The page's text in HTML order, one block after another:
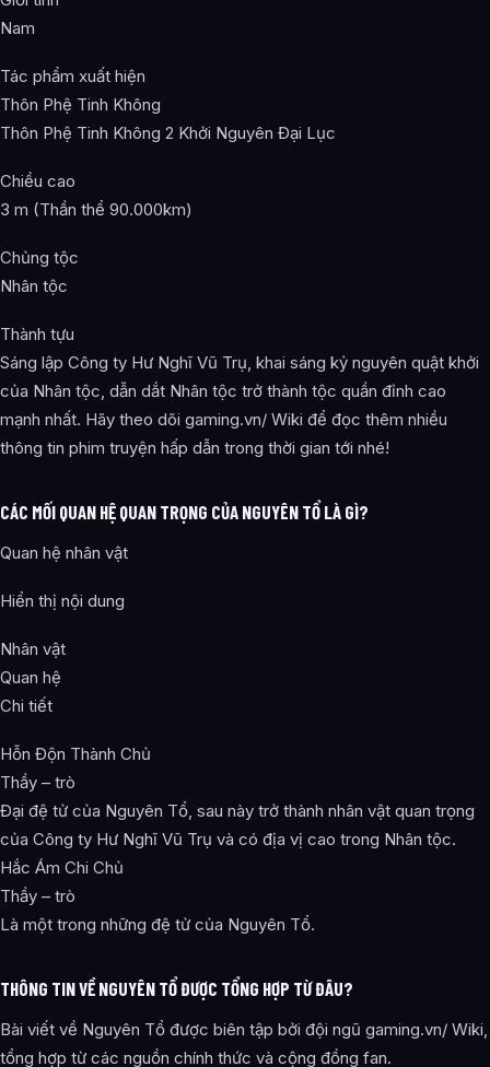
Nam
Tác phẩm xuất hiện
Thôn Phệ Tinh Không
Thôn Phệ Tinh Không 2 Khởi Nguyên Đại Lục
Chiều cao
3 m (Thần thể 90.000km)
Chủng tộc
Nhân tộc
Thành tựu
Sáng lập Công ty Hư Nghĩ Vũ Trụ, khai sáng kỷ nguyên quật khởi
của Nhân tộc, dẫn dắt Nhân tộc trở thành tộc quần đỉnh cao
mạnh nhất. Hãy theo dõi gaming.vn/ Wiki để đọc thêm nhiều
thông tin phim truyện hấp dẫn trong thời gian tới nhé!
CÁC MỐI QUAN HỆ QUAN TRỌNG CỦA NGUYÊN TỔ LÀ GÌ?
Quan hệ nhân vật
Hiển thị nội dung
Nhân vật
Quan hệ
Chi tiết
Hỗn Độn Thành Chủ
Thầy – trò
Đại đệ tử của Nguyên Tổ, sau này trở thành nhân vật quan trọng
của Công ty Hư Nghĩ Vũ Trụ và có địa vị cao trong Nhân tộc.
Hắc Ám Chi Chủ
Thầy – trò
Là một trong những đệ tử của Nguyên Tổ.
THÔNG TIN VỀ NGUYÊN TỔ ĐƯỢC TỔNG HỢP TỪ ĐÂU?
Bài viết về Nguyên Tổ được biên tập bởi đội ngũ gaming.vn/ Wiki,
tổng hợp từ các nguồn chính thức và cộng đồng fan.